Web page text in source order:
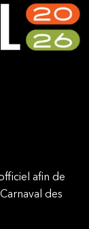
afin de
des